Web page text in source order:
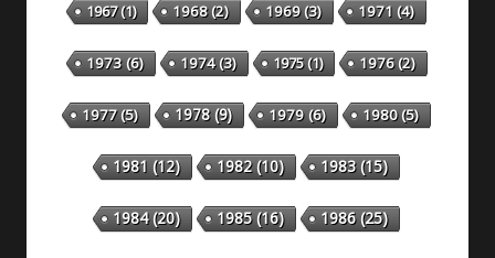
1967(1) 1968(2) 1969(3) 1971 (4)
1973(6) 1974(3) 1975(1) 1976(2)
1977(5) 1978(9) 1979(6) 1980(5)
1981 (12) 1982(10) 1983(15)
1984(20) 1985(16) 1986(25)